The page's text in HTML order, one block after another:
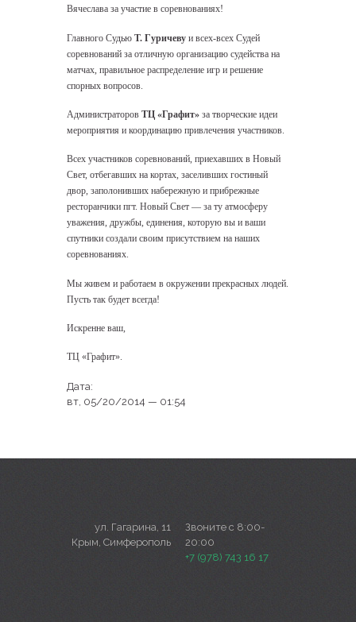
Вячеслава за участие в соревнованиях!
Главного Судью Т. Гуричеву и всех-всех Судей
соревнований за отличную организацию судейства на
матчах, правильное распределение игр и решение
спорных вопросов.
Администраторов ТЦ «Графит» за творческие идеи
мероприятия и координацию привлечения участников.
Всех участников соревнований, приехавших в Новый
Свет, отбегавших на кортах, заселивших гостиный
двор, заполонивших набережную и прибрежные
ресторанчики пгт. Новый Свет — за ту атмосферу
уважения, дружбы, единения, которую вы и ваши
спутники создали своим присутствием на наших
соревнованиях.
Мы живем и работаем в окружении прекрасных людей.
Пусть так будет всегда!
Искренне ваш,
ТЦ «Графит».
Дата:
вт, 05/20/2014 — 01:54
ул. Гагарина, 11
Крым, Симферополь
Звоните с 8:00-
20:00
+7 (978) 743 16 17